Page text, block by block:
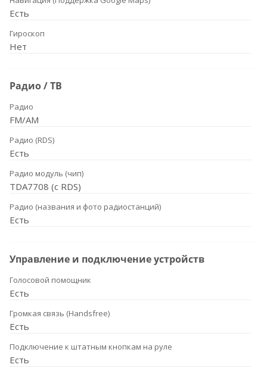
Есть
Гироскоп
Нет
Радио / ТВ
Радио
FM/AM
Радио (RDS)
Есть
Радио модуль (чип)
TDA7708 (с RDS)
Радио (названия и фото радиостанций)
Есть
Управление и подключение устройств
Голосовой помощник
Есть
Громкая связь (Handsfree)
Есть
Подключение к штатным кнопкам на руле
Есть